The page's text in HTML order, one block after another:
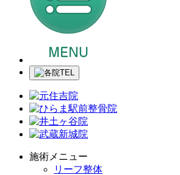
施術メニュー
リーフ整体